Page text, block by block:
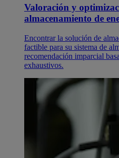
Valoración y
almacenamiento de
Encontrar la solución de
factible para su sistema de
recomendación imparcial
exhaustivos.